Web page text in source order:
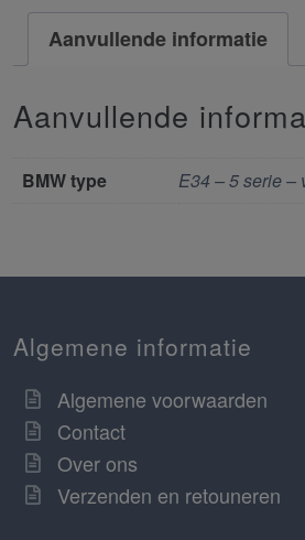
Aanvullende informatie
Aanvullende
BMW type E34 – 5 serie –
Algemene informatie
Algemene voorwaarden
Contact
Over ons
Verzenden en retouneren